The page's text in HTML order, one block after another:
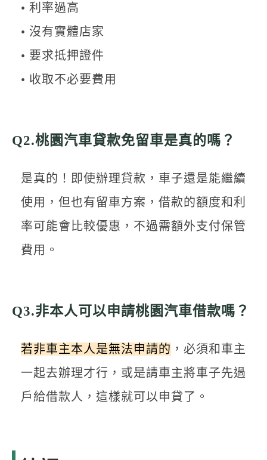
• 利率過高
• 沒有實體店家
• 要求抵押證件
• 收取不必要費用
Q2.桃園汽車貸款免留車是真的嗎？
是真的！即使辦理貸款，車子還是能繼續
使用，但也有留車方案，借款的額度和利
率可能會比較優惠，不過需額外支付保管
費用。
Q3.非本人可以申請桃園汽車借款嗎？
若非車主本人是無法申請的 ，必須和車主
一起去辦理才行，或是請車主將車子先過
戶給借款人，這樣就可以申貸了。